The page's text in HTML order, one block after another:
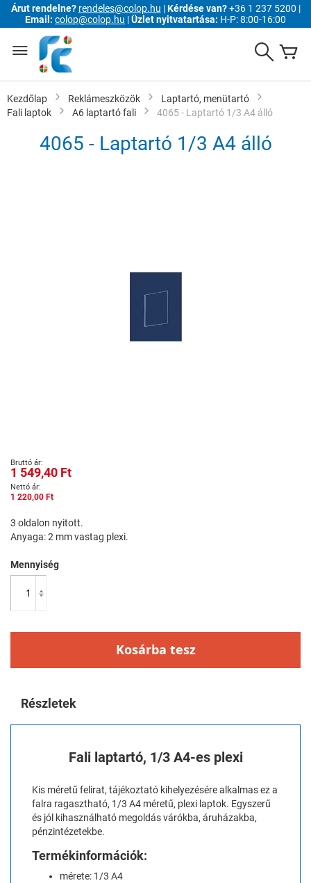
Árut rendelne? rendeles@colop.hu |Kérdése van?+36 1 237 5200 |
Email: colop@colop.hu |Üzlet nyitvatartása: H-P: 8:00-16:00
Search
Kezdőlap Reklámeszközök
Laptartó, menütartó
Fali laptok
A6 laptartó fali 4065 - Laptartó 1/3 A4 álló
4065 - Laptartó 1/3 A4 álló
Ugrás
a
képgaléria
elejére
1 549,40 Ft
1 220,00 Ft
3 oldalon nyitott.
Anyaga: 2 mm vastag plexi.
Mennyiség
Kosárba tesz
Részletek
Fali laptartó, 1/3 A4-es plexi
Kis méretű felirat, tájékoztató kihelyezésére alkalmas ez a
falra ragasztható, 1/3 A4 méretű, plexi laptok. Egyszerű
és jól kihasználható megoldás várókba, áruházakba,
pénzintézetekbe.
Termékinformációk:
mérete: 1/3 A4